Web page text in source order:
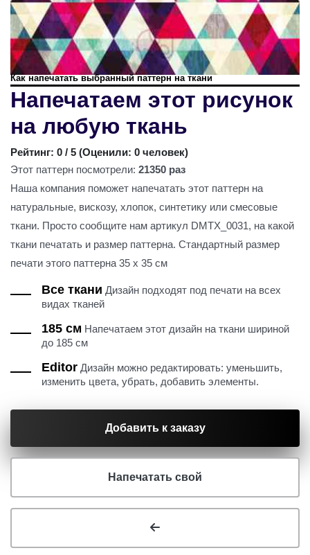
Как напечатать выбранный паттерн на ткани
Напечатаем этот рисунок
на любую ткань
Рейтинг: 0 / 5 (Оценили: 0 человек)
Этот паттерн посмотрели: 21350 раз
Наша компания поможет напечатать этот паттерн на
натуральные, вискозу, хлопок, синтетику или смесовые
ткани. Просто сообщите нам артикул DMTX_0031, на какой
ткани печатать и размер паттерна. Стандартный размер
печати этого паттерна 35 х 35 см
Все ткани Дизайн подходят под печати на всех
видах тканей
185 см Напечатаем этот дизайн на ткани шириной
до 185 см
Editor Дизайн можно редактировать: уменьшить,
изменить цвета, убрать, добавить элементы.
Добавить к заказу
Напечатать свой